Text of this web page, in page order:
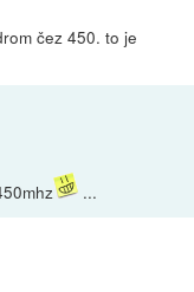
čez 450. to je
...